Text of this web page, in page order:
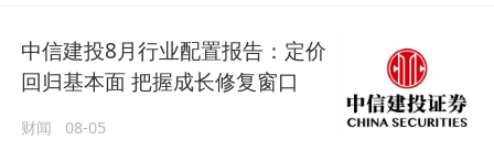
中信建投8月行业配置报告：定价
回归基本面 把握成长修复窗口
财闻 08-05